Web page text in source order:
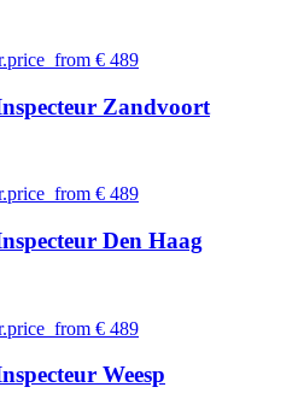
€ 489
Zandvoort
€ 489
Den Haag
€ 489
Weesp